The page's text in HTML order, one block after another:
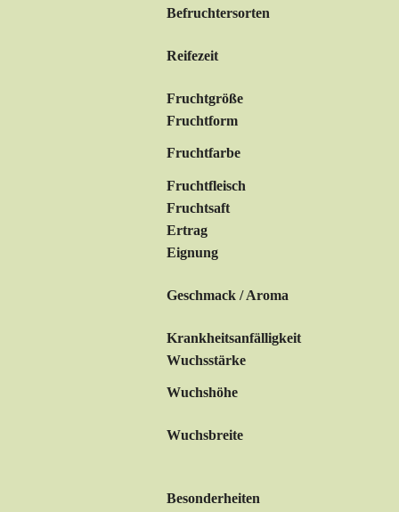
Befruchtersorten
Reifezeit
Fruchtgröße
Fruchtform
Fruchtfarbe
Fruchtfleisch
Fruchtsaft
Ertrag
Eignung
Geschmack / Aroma
Krankheitsanfälligkeit
Wuchsstärke
Wuchshöhe
Wuchsbreite
Besonderheiten